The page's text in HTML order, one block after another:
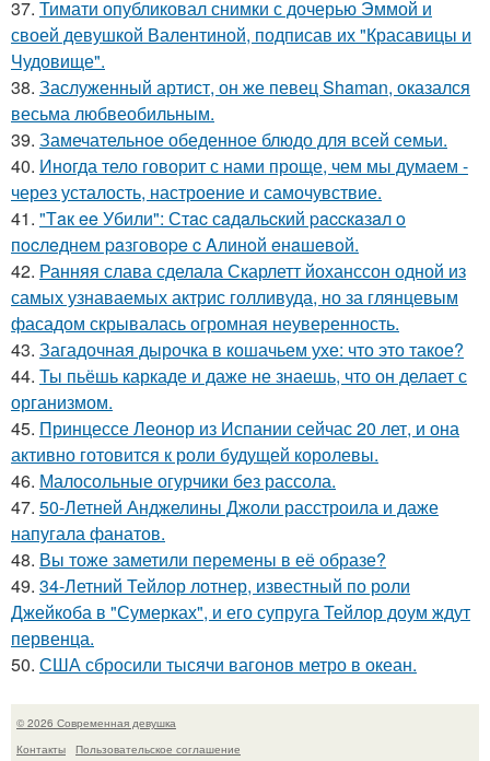
37. Тимати опубликовал снимки с дочерью Эммой и
своей девушкой Валентиной, подписав их "Красавицы и
Чудовище".
38. Заслуженный артист, он же певец Shaman, оказался
весьма любвеобильным.
39. Замечательное обеденное блюдо для всей семьи.
40. Иногда тело говорит с нами проще, чем мы думаем -
через усталость, настроение и самочувствие.
41. "Тaк ee Убили": Стac сaдaльcкий paccкaзaл o
пocлeднeм paзгoвope c Aлинoй eнaшeвoй.
42. Ранняя слава сделала Скарлетт йоханссон одной из
самых узнаваемых актрис голливуда, но за глянцевым
фасадом скрывалась огромная неуверенность.
43. Загадочная дырочка в кошачьем ухе: что это такое?
44. Ты пьёшь каркаде и даже не знаешь, что он делает с
организмом.
45. Принцессе Леонор из Испании сейчас 20 лет, и она
активно готовится к роли будущей королевы.
46. Малосольные огурчики без рассола.
47. 50-Летней Анджелины Джоли расстроила и даже
напугала фанатов.
48. Вы тоже заметили перемены в её образе?
49. 34-Летний Тейлор лотнер, известный по роли
Джейкоба в "Сумерках", и его супруга Тейлор доум ждут
первенца.
50. США сбросили тысячи вагонов метро в океан.
© 2026 Современная девушка
Контакты
Пользовательское соглашение